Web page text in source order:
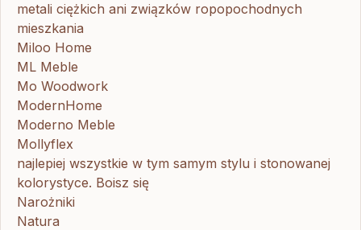
metali ciężkich ani związków ropopochodnych
mieszkania
Miloo Home
ML Meble
Mo Woodwork
ModernHome
Moderno Meble
Mollyflex
najlepiej wszystkie w tym samym stylu i stonowanej
kolorystyce. Boisz się
Narożniki
Natura